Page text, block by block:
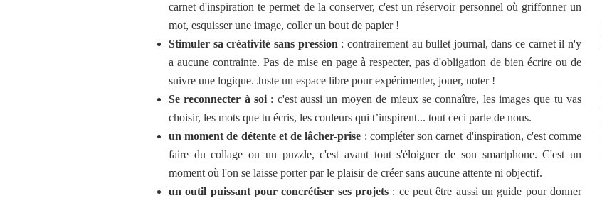
carnet d'inspiration te permet de la conserver, c'est un réservoir personnel où griffonner un
mot, esquisser une image, coller un bout de papier !
Stimuler sa créativité sans pression : contrairement au bullet journal, dans ce carnet il n'y
a aucune contrainte. Pas de mise en page à respecter, pas d'obligation de bien écrire ou de
suivre une logique. Juste un espace libre pour expérimenter, jouer, noter !
Se reconnecter à soi : c'est aussi un moyen de mieux se connaître, les images que tu vas
choisir, les mots que tu écris, les couleurs qui t’inspirent... tout ceci parle de nous.
un moment de détente et de lâcher-prise : compléter son carnet d'inspiration, c'est comme
faire du collage ou un puzzle, c'est avant tout s'éloigner de son smartphone. C'est un
moment où l'on se laisse porter par le plaisir de créer sans aucune attente ni objectif.
un outil puissant pour concrétiser ses projets : ce peut être aussi un guide pour donner